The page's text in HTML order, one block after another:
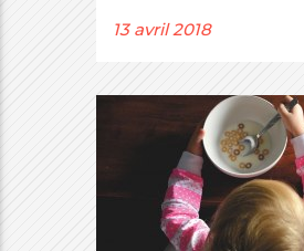
13 avril 2018